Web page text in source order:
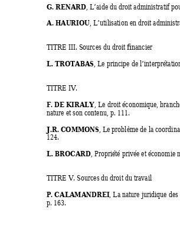
G. RENARD, L’aide du droit administratif
A. HAURIOU, L’utilisation en droit
TITRE III. Sources du droit financier
L. TROTABAS, Le principe de
TITRE IV.
F. DE KIRALY, Le droit économique,
nature et son contenu, p. 111.
J.R. COMMONS, Le problème de la
124.
L. BROCARD, Propriété privée et économie
TITRE V. Sources du droit du travail
P. CALAMANDREI, La nature juridique
p. 163.